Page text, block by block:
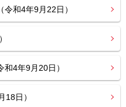
和4年9月22日）
4年9月20日）
18日）